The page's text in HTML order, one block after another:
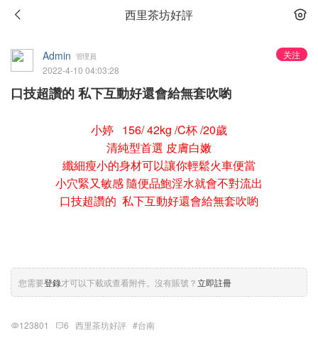
西里茶坊好評
关注
Admin 管理員
2022-4-10 04:03:28
口技超讚的 私下互動好還會給無套吹喲
小婷 156/ 42kg /C杯 /20歲
清純型首選 皮膚白嫩
纖細瘦小的身材可以讓你輕鬆火車便當
小穴緊又敏感 隨便品鮑淫水就會不對流出
口技超讚的 私下互動好還會給無套吹喲
您需要登錄才可以下載或查看附件。沒有賬號？立即註冊
123801 6 西里茶坊好評 #台南